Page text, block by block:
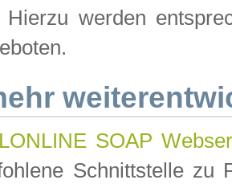
werden
SOAP
Schnittstelle zu